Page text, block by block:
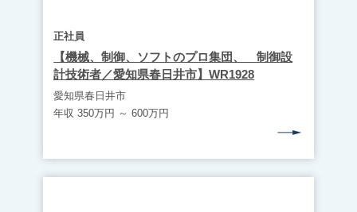
正社員
【機械、制御、ソフトのプロ集団、 制御設
計技術者／愛知県春日井市】WR1928
愛知県春日井市
年収 350万円 ～ 600万円